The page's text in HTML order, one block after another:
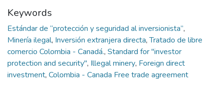
Keywords
Estándar de “protección y seguridad al inversionista”,
Minería ilegal, Inversión extranjera directa,Tratado de libre
comercio Colombia - Canadá., Standard for "investor
protection and security", Illegal minery, Foreign direct
investment, Colombia - Canada Free trade agreement